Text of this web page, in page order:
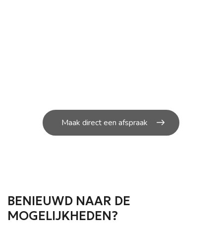
Maak direct een afspraak
BENIEUWD NAAR DE
MOGELIJKHEDEN?